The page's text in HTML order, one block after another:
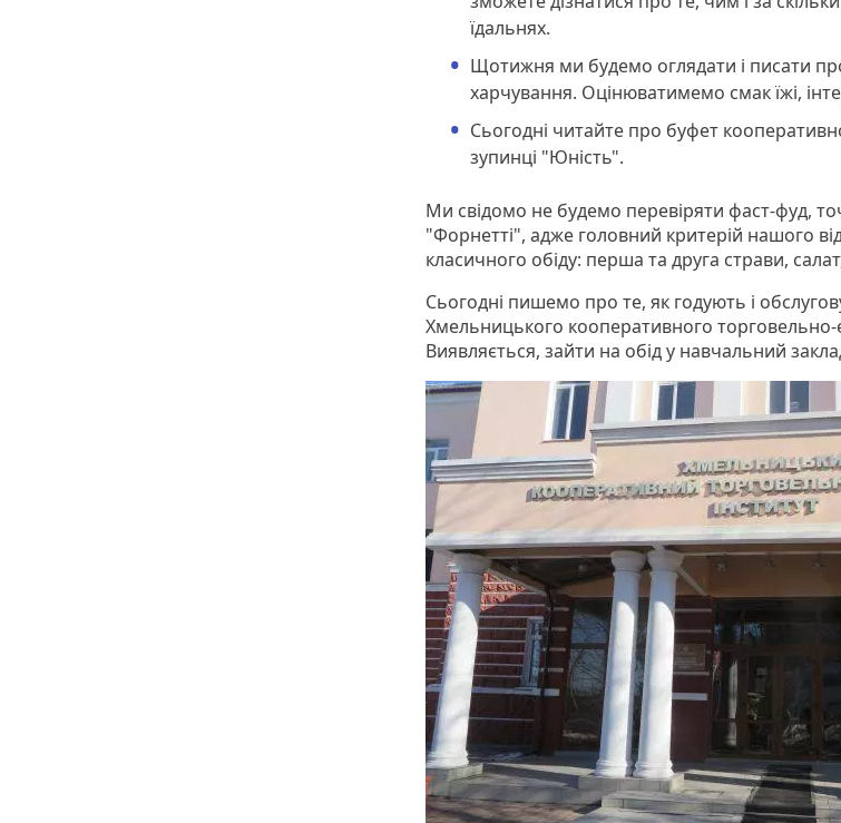
їдальнях.
Щотижня ми будемо оглядати і писати
харчування. Оцінюватимемо смак їжі,
Сьогодні читайте про буфет
зупинці "Юність".
Ми свідомо не будемо перевіряти фаст-фуд,
"Форнетті", адже головний критерій нашого
класичного обіду: перша та друга страви,
Сьогодні пишемо про те, як годують і
Хмельницького кооперативного торговельно-
Виявляється, зайти на обід у навчальний